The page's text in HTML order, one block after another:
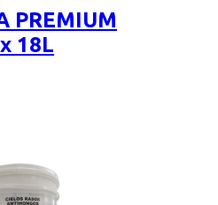
PREMIUM
18L